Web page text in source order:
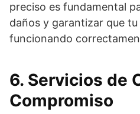
preciso es fundamental
daños y garantizar que
funcionando
6. Servicios de
Compromiso